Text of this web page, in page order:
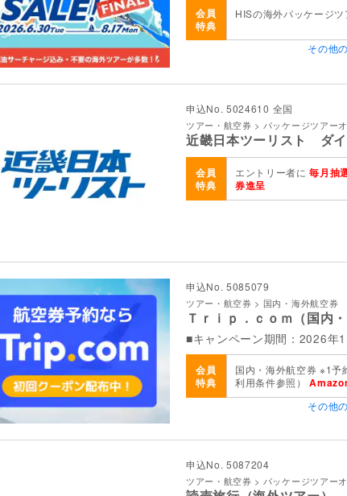
会員
特典
HISの海外パッケージ
その他
申込No. 5024610 全国
ツアー・航空券 > パッケージツアー
近畿日本ツーリスト ダ
会員
特典
エントリー者に毎月抽
券進呈
申込No. 5085079
ツアー・航空券 > 国内・海外航空券
Ｔｒｉｐ．ｃｏｍ（国内
■キャンペーン期間：2026年
会員
特典
国内・海外航空券 ※1
利用条件参照）
その他
申込No. 5087204
ツアー・航空券 > パッケージツアー